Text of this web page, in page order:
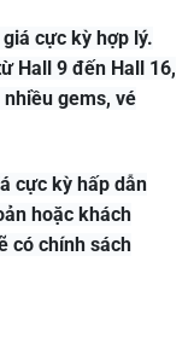
cực kỳ hợp lý.
Hall 9 đến Hall 16,
gems, vé
cực kỳ hấp dẫn
hoặc khách
có chính sách